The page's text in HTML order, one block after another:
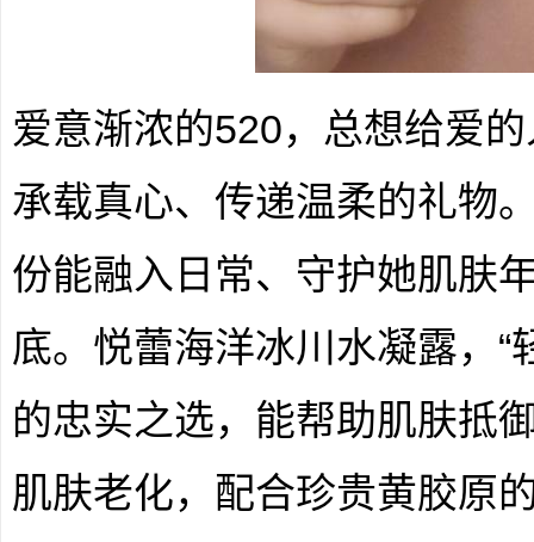
爱意渐浓的520，总想给爱
承载真心、传递温柔的礼物
份能融入日常、守护她肌肤
底。悦蕾海洋冰川水凝露，“
的忠实之选，能帮助肌肤抵
肌肤老化，配合珍贵黄胶原